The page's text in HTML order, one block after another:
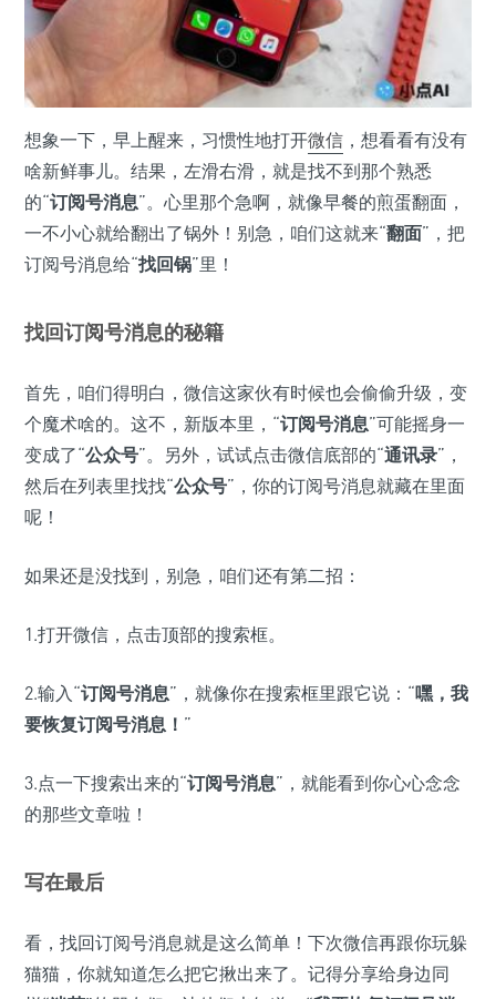
想象一下，早上醒来，习惯性地打开微信 ，想看看有没有
啥新鲜事儿。结果，左滑右滑，就是找不到那个熟悉
的“订阅号消息”。心里那个急啊，就像早餐的煎蛋翻面，
一不小心就给翻出了锅外！别急，咱们这就来“翻面”，把
订阅号消息给“找回锅”里！
找回订阅号消息的秘籍
首先，咱们得明白，微信这家伙有时候也会偷偷升级，变
个魔术啥的。这不，新版本里，“订阅号消息”可能摇身一
变成了“公众号”。另外，试试点击微信底部的“通讯录”，
然后在列表里找找“公众号”，你的订阅号消息就藏在里面
呢！
如果还是没找到，别急，咱们还有第二招：
1.打开微信，点击顶部的搜索框。
2.输入“订阅号消息”，就像你在搜索框里跟它说：“嘿，我
要恢复订阅号消息！ ”
3.点一下搜索出来的“订阅号消息”，就能看到你心心念念
的那些文章啦！
写在最后
看，找回订阅号消息就是这么简单！下次微信再跟你玩躲
猫猫，你就知道怎么把它揪出来了。记得分享给身边同